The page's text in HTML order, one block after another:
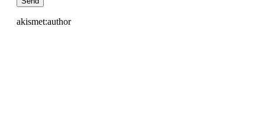
akismet:author